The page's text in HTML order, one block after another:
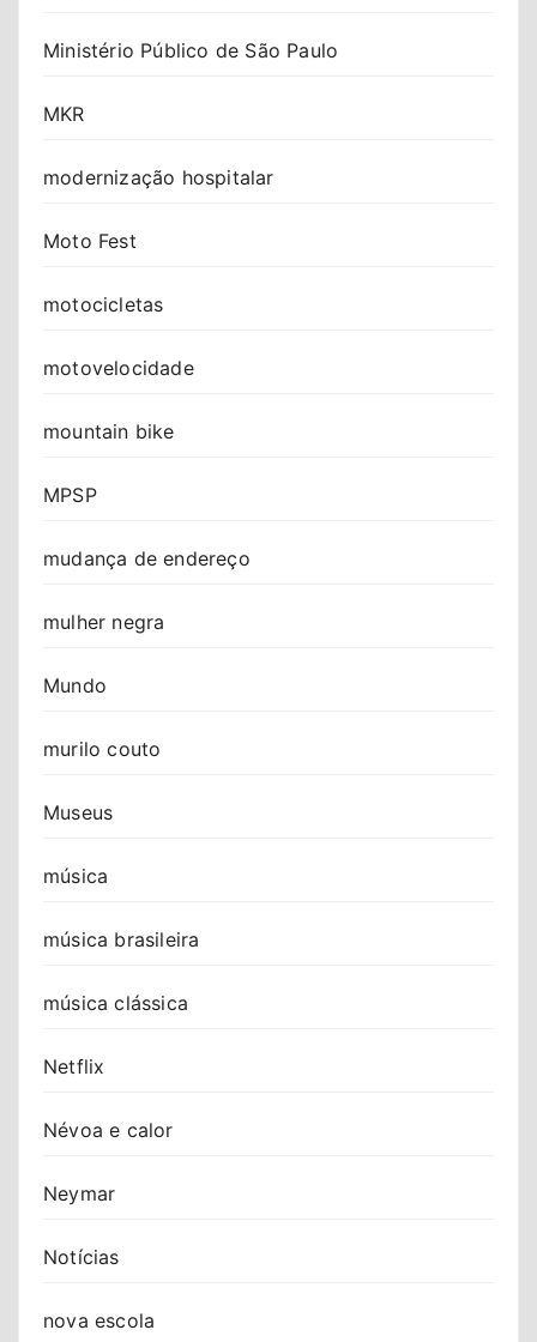
Ministério Público de São Paulo
MKR
modernização hospitalar
Moto Fest
motocicletas
motovelocidade
mountain bike
MPSP
mudança de endereço
mulher negra
Mundo
murilo couto
Museus
música
música brasileira
música clássica
Netflix
Névoa e calor
Neymar
Notícias
nova escola